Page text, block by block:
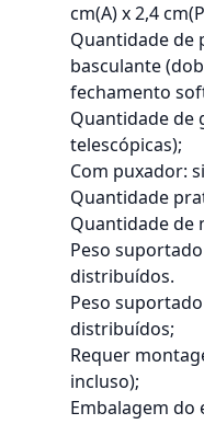
cm(A) x 2,4
Quantidade de
basculante
fechamento
Quantidade de
telescópicas);
Com puxador:
Quantidade
Quantidade de
Peso
distribuídos.
Peso
distribuídos;
Requer
incluso);
Embalagem do